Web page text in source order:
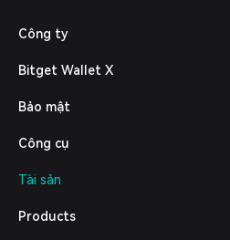
Español (Latinoamérica)
Italiano
Deutsch
繁體中文
Bahasa Indonesia
Công ty
Bitget Wallet X
Bảo mật
Công cụ
Tài sản
Products